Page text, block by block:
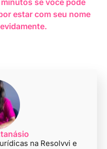
se você pode
estar com seu nome
na Resolvvi e